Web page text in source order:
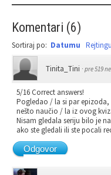
Komentari (6)
Sortiraj po: Datumu Rejtingu
Tinita_Tini · pre 519
5/16 Correct answers!
Pogledao / la si par epizoda,
nešto naučio / la iz ovog
Nisam gledala seriju bilo je
ako ste gledali ili ste pocali
Odgovor